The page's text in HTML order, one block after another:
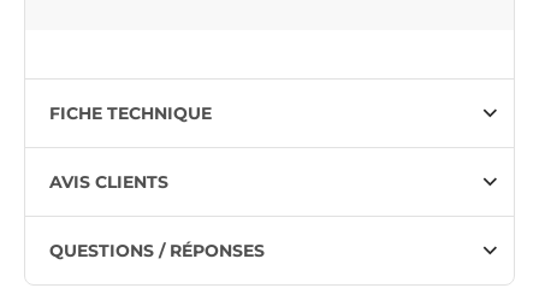
FICHE TECHNIQUE
AVIS CLIENTS
QUESTIONS / RÉPONSES